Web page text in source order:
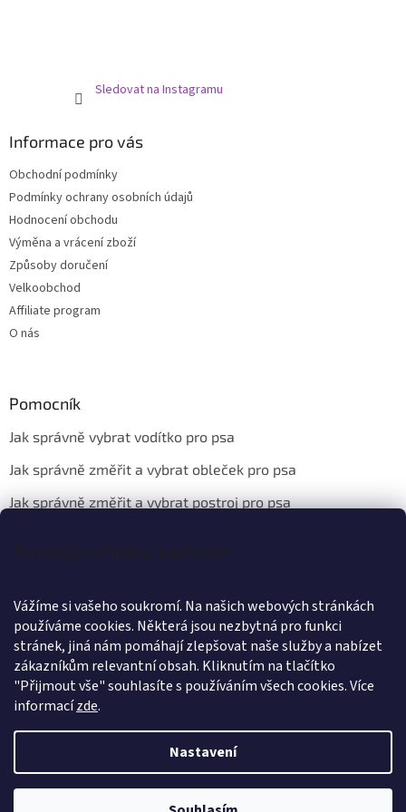
Principy ochrany soukromí
Vážíme si vašeho soukromí. Na našich webových stránkách
používáme cookies. Některá jsou nezbytná pro funkci
stránek, jiná nám pomáhají zlepšovat naše služby a nabízet
zákazníkům relevantní obsah. Kliknutím na tlačítko
"Přijmout vše" souhlasíte s používáním všech cookies.Více
informacízde.
Nastavení
Sledovat na Instagramu
Informace pro vás
Obchodní podmínky
Podmínky ochrany osobních údajů
Hodnocení obchodu
Výměna a vrácení zboží
Způsoby doručení
Velkoobchod
Affiliate program
O nás
Pomocník
Jak správně vybrat vodítko pro psa
Jak správně změřit a vybrat obleček pro psa
Jak správně změřit a vybrat postroj pro psa
info@wanteddog.cz
Wanted Dog
wanteddogcz
Vytvořil Shoptet